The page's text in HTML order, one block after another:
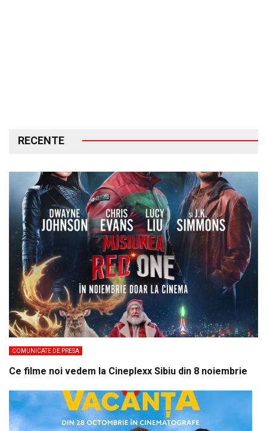
RECENTE
COMUNICATE DE PRESA
Ce filme noi vedem la Cineplexx Sibiu din 8 noiembrie